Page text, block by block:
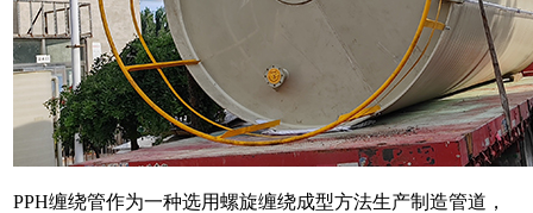
PPH缠绕管作为一种选用螺旋缠绕成型方法生产制造管道，